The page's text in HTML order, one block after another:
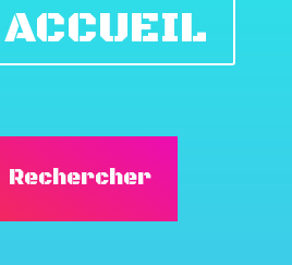
ACCUEIL
Rechercher